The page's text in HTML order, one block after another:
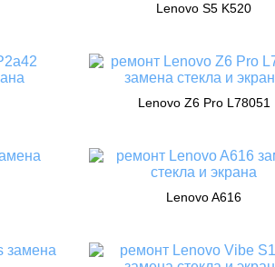
Lenovo S5 K520
Lenovo Z6 Pro L78051
Lenovo A616